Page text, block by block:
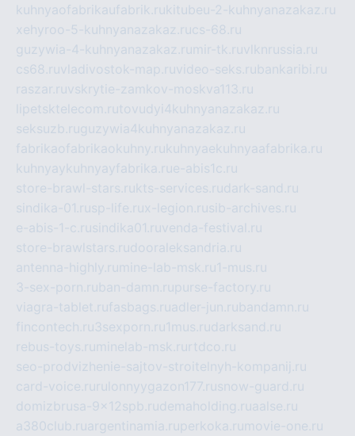
kuhnyaofabrikaufabrik.rukitubeu-2-kuhnyanazakaz.ru
xehyroo-5-kuhnyanazakaz.rucs-68.ru
guzywia-4-kuhnyanazakaz.ru mir-tk.ruvlknrussia.ru
cs68.ruvladivostok-map.ruvideo-seks.rubankaribi.ru
raszar.ruvskrytie-zamkov-moskva113.ru
lipetsktelecom.rutovudyi4kuhnyanazakaz.ru
seksuzb.ruguzywia4kuhnyanazakaz.ru
fabrikaofabrikaokuhny.rukuhnyaekuhnyaafabrika.ru
kuhnyaykuhnyayfabrika.rue-abis1c.ru
store-brawl-stars.rukts-services.rudark-sand.ru
sindika-01.rusp-life.rux-legion.rusib-archives.ru
e-abis-1-c.rusindika01.ruvenda-festival.ru
store-brawlstars.rudooraleksandria.ru
antenna-highly.ru mine-lab-msk.ru1-mus.ru
3-sex-porn.ruban-damn.rupurse-factory.ru
viagra-tablet.rufasbags.ruadler-jun.rubandamn.ru
fincontech.ru3sexporn.ru1mus.rudarksand.ru
rebus-toys.ru minelab-msk.ru rtdco.ru
seo-prodvizhenie-sajtov-stroitelnyh-kompanij.ru
card-voice.ru rulonnyygazon177.rusnow-guard.ru
domizbrusa-9x12spb.rudemaholding.ruaalse.ru
a380club.ruargentinamia.ruperkoka.ru movie-one.ru